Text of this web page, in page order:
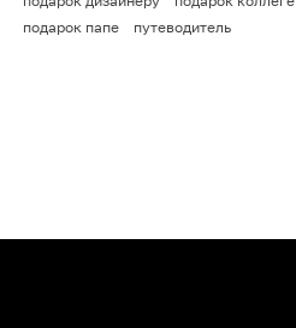
подарок папе
путеводитель